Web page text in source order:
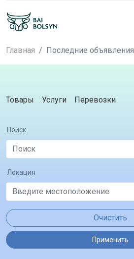
Главная Последние объявления
Товары Услуги Перевозки
Поиск
Локация
Очистить
Применить